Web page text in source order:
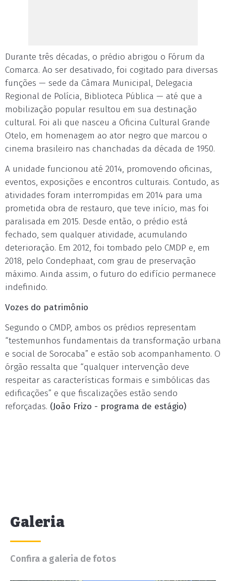
Durante três décadas, o prédio abrigou o Fórum da
Comarca. Ao ser desativado, foi cogitado para diversas
funções — sede da Câmara Municipal, Delegacia
Regional de Polícia, Biblioteca Pública — até que a
mobilização popular resultou em sua destinação
cultural. Foi ali que nasceu a Oficina Cultural Grande
Otelo, em homenagem ao ator negro que marcou o
cinema brasileiro nas chanchadas da década de 1950.
A unidade funcionou até 2014, promovendo oficinas,
eventos, exposições e encontros culturais. Contudo, as
atividades foram interrompidas em 2014 para uma
prometida obra de restauro, que teve início, mas foi
paralisada em 2015. Desde então, o prédio está
fechado, sem qualquer atividade, acumulando
deterioração. Em 2012, foi tombado pelo CMDP e, em
2018, pelo Condephaat, com grau de preservação
máximo. Ainda assim, o futuro do edifício permanece
indefinido.
Vozes do patrimônio
Segundo o CMDP, ambos os prédios representam
“testemunhos fundamentais da transformação urbana
e social de Sorocaba” e estão sob acompanhamento. O
órgão ressalta que “qualquer intervenção deve
respeitar as características formais e simbólicas das
edificações” e que fiscalizações estão sendo
reforçadas. (João Frizo - programa de estágio)
Galeria
Confira a galeria de fotos